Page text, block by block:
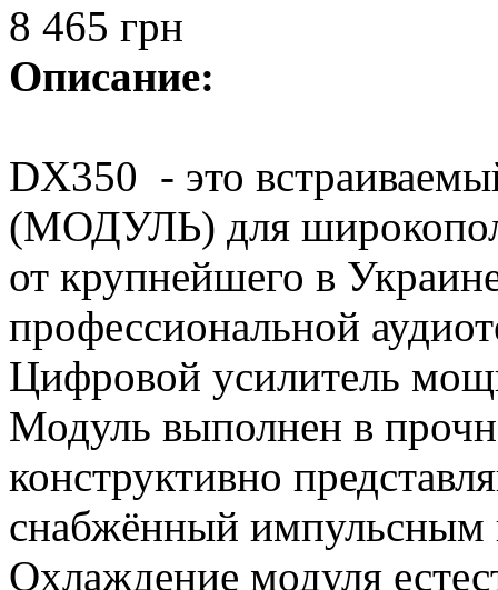
8 465 грн
Описание:
DX350 - это
(МОДУЛЬ) для
от крупнейшего в
профессиональной
Цифровой усилитель
Модуль выполнен в
конструктивно
снабжённый импульсным
Охлаждение модуля